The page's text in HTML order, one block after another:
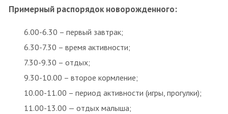
Примерный распорядок новорожденного:
6.00-6.30 – первый завтрак;
6.30-7.30 – время активности;
7.30-9.30 – отдых;
9.30-10.00 – второе кормление;
10.00-11.00 – период активности (игры, прогулки);
11.00-13.00 — отдых малыша;